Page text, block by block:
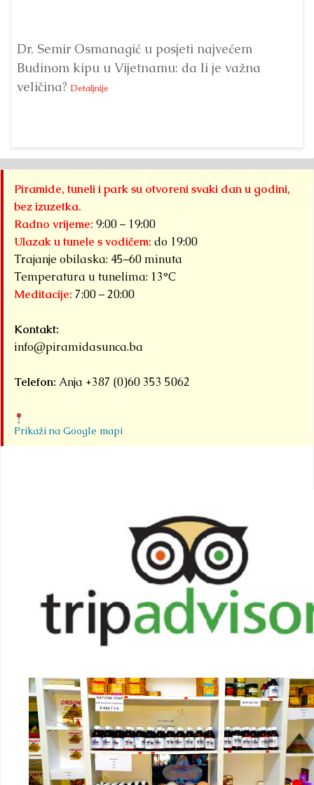
Dr. Semir Osmanagić u posjeti najvećem
Budinom kipu u Vijetnamu: da li je važna
veličina? Detaljnije
Piramide, tuneli i park su otvoreni svaki dan u godini,
bez izuzetka.
Radno vrijeme: 9:00 – 19:00
Ulazak u tunele s vodičem: do 19:00
Trajanje obilaska: 45–60 minuta
Temperatura u tunelima: 13°C
Meditacije: 7:00 – 20:00
Kontakt:
info@piramidasunca.ba
Telefon: Anja +387 (0)60 353 5062
Prikaži na Google mapi